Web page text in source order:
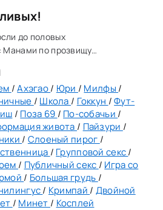
до половых
Манами по прозвищу
признаются ей в любви, но в
/Ахэгао/ Юри / Милфы /
/ Школа / Гоккун /Фут-
/ Поза 69 / По-собачьи /
живота / Пайзури /
/ Слоеный пирог /
/ Групповой секс/
/ Публичный секс / Игра со
/ Большая грудь /
/ Кримпай / Двойной
/ Минет / Косплей